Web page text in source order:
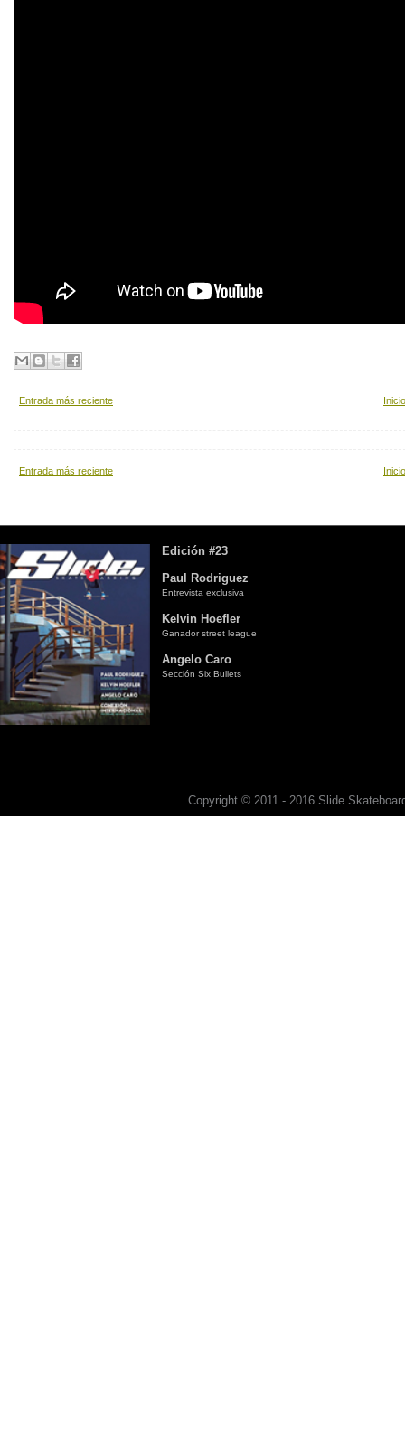
Entrada más reciente Inicio
Entrada más reciente Inicio
Edición #23
Paul Rodriguez
Entrevista exclusiva
Kelvin Hoefler
Ganador street league
Angelo Caro
Sección Six Bullets
Copyright © 2011 - 2016 Slide